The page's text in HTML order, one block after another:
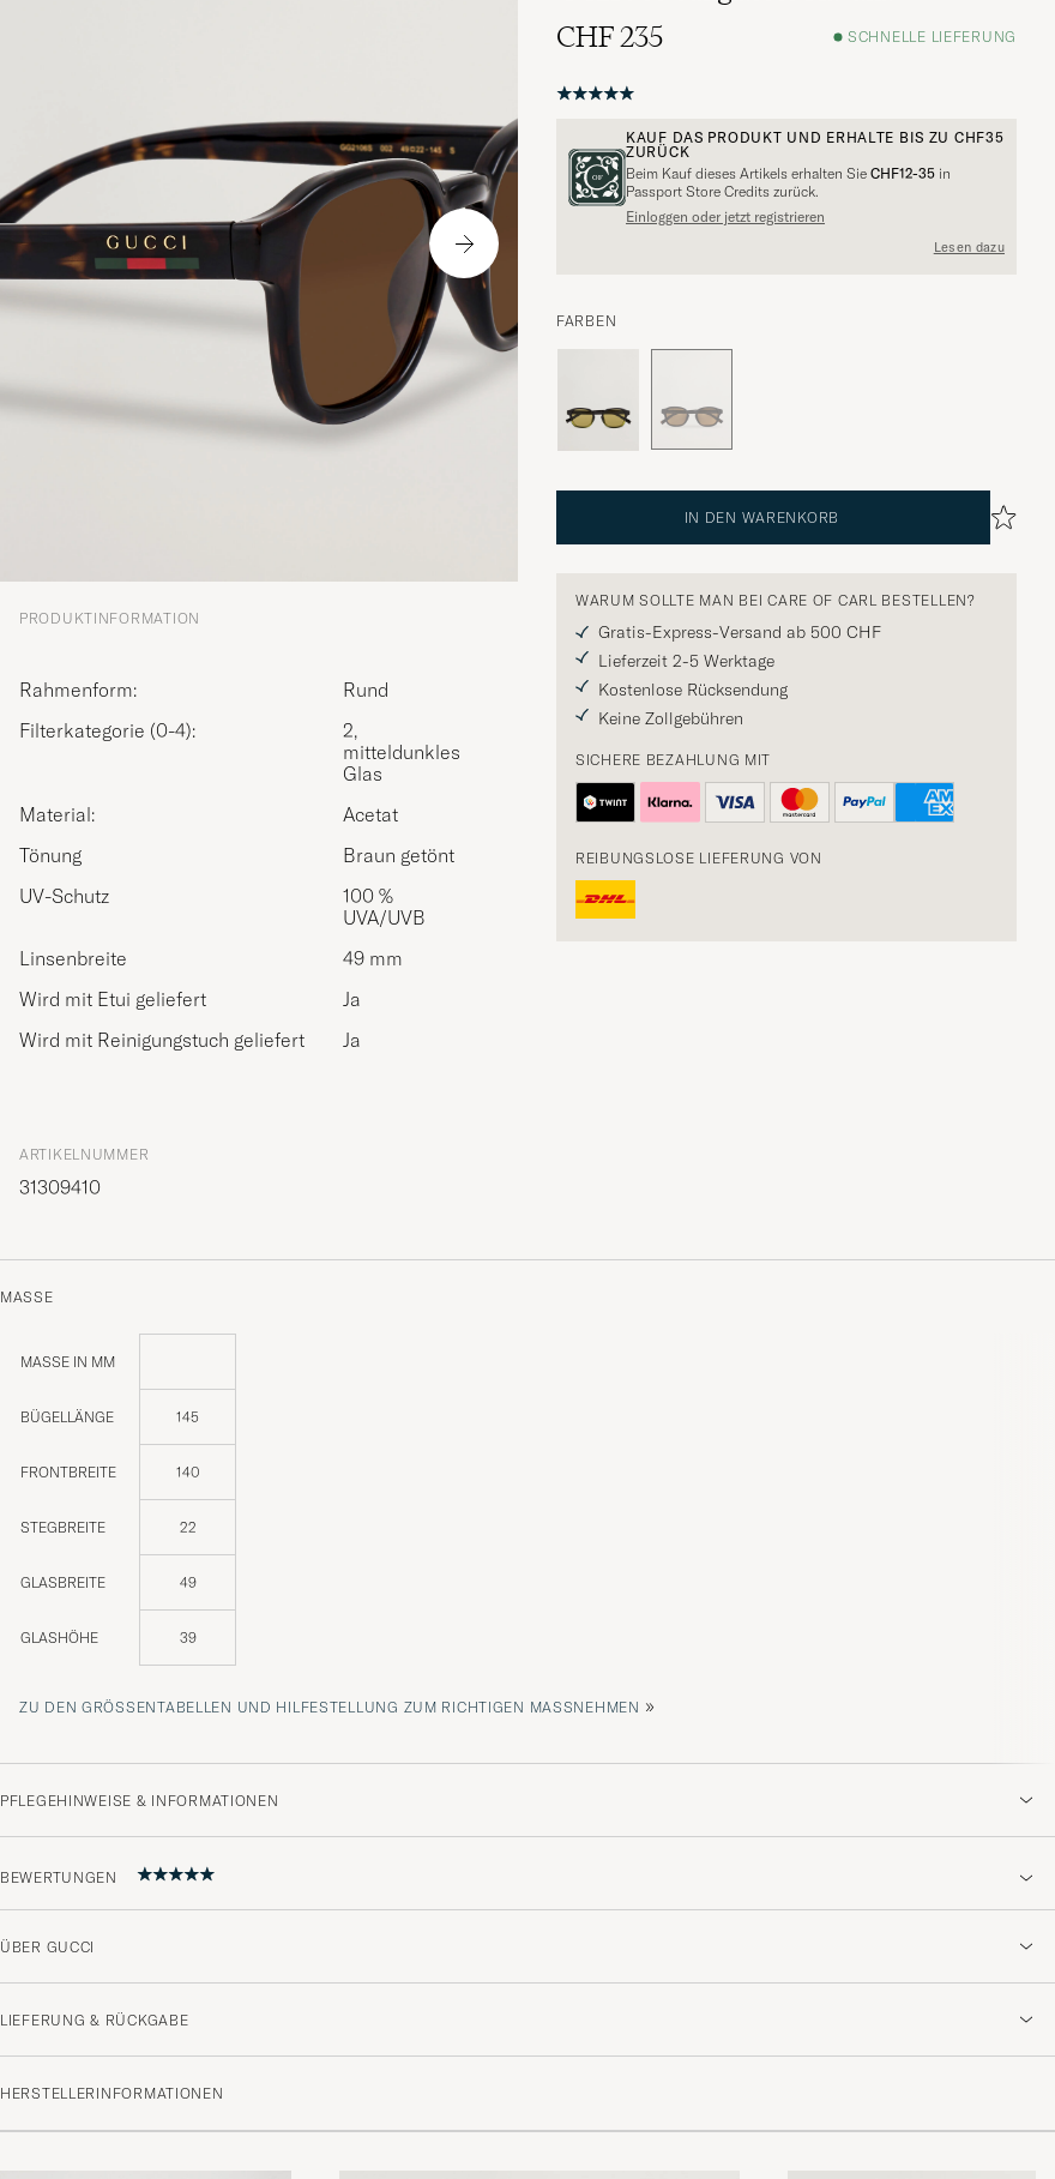
CHF 235
SCHNELLE LIEFERUNG
KAUF DAS PRODUKT UND ERHALTE BIS ZU CHF35
ZURÜCK
Beim Kauf dieses Artikels erhalten Sie CHF12-35 in
Passport Store Credits zurück.
Einloggen oder jetzt registrieren
Lesen dazu
FARBEN
IN DEN WARENKORB
WARUM SOLLTE MAN BEI CARE OF CARL BESTELLEN?
Gratis-Express-Versand ab 500 CHF
Lieferzeit 2-5 Werktage
Kostenlose Rücksendung
Keine Zollgebühren
SICHERE BEZAHLUNG MIT
REIBUNGSLOSE LIEFERUNG VON
PRODUKTINFORMATION
Rahmenform:
Rund
Filterkategorie (0-4):
2,
mitteldunkles
Glas
Material:
Acetat
Tönung
Braun getönt
UV-Schutz
100 %
UVA/UVB
Linsenbreite
49 mm
Wird mit Etui geliefert
Ja
Wird mit Reinigungstuch geliefert
Ja
ARTIKELNUMMER
31309410
MASSE
MASSE IN MM
BÜGELLÄNGE 145
FRONTBREITE 140
STEGBREITE 22
GLASBREITE 49
GLASHÖHE 39
ZU DEN GRÖSSENTABELLEN UND HILFESTELLUNG ZUM RICHTIGEN MASSNEHMEN »
PFLEGEHINWEISE & INFORMATIONEN
BEWERTUNGEN
5
ÜBER GUCCI
LIEFERUNG & RÜCKGABE
HERSTELLERINFORMATIONEN